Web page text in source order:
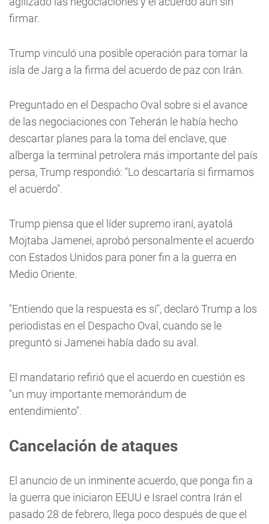
firmar.
Trump vinculó una posible operación para tomar la
isla de Jarg a la firma del acuerdo de paz con Irán.
Preguntado en el Despacho Oval sobre si el avance
de las negociaciones con Teherán le había hecho
descartar planes para la toma del enclave, que
alberga la terminal petrolera más importante del país
persa, Trump respondió: "Lo descartaría si firmamos
el acuerdo".
Trump piensa que el líder supremo iraní, ayatolá
Mojtaba Jamenei, aprobó personalmente el acuerdo
con Estados Unidos para poner fin a la guerra en
Medio Oriente.
"Entiendo que la respuesta es sí", declaró Trump a los
periodistas en el Despacho Oval, cuando se le
preguntó si Jamenei había dado su aval.
El mandatario refirió que el acuerdo en cuestión es
"un muy importante memorándum de
entendimiento".
Cancelación de ataques
El anuncio de un inminente acuerdo, que ponga fin a
la guerra que iniciaron EEUU e Israel contra Irán el
pasado 28 de febrero, llega poco después de que el